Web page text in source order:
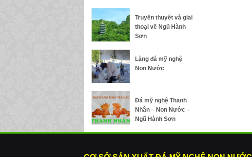
Truyền thuyết và giai
thoại về Ngũ Hành
Sơn
Làng đá mỹ nghệ
Non Nước
Đá mỹ nghệ Thanh
Nhân – Non Nước –
Ngũ Hành Sơn